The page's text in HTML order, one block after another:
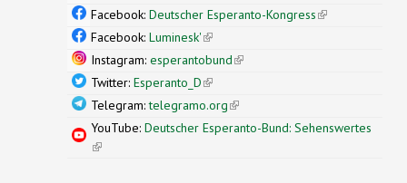
external)
Facebook: Deutscher Esperanto-Kongress(link is
Facebook: Luminesk'(link is external)
Instagram: esperantobund(link is external)
Twitter: Esperanto_D(link is external)
Telegram:telegramo.org(link is external)
YouTube: Deutscher Esperanto-Bund: Sehenswertes
(link is external)